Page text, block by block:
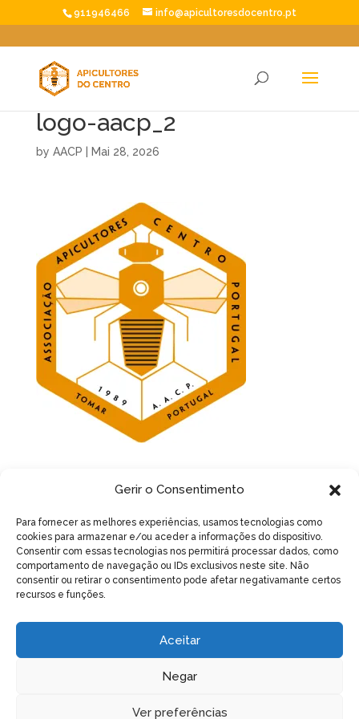
Gerir o Consentimento
Para fornecer as melhores experiências, usamos tecnologias como
cookies para armazenar e/ou aceder a informações do dispositivo.
Consentir com essas tecnologias nos permitirá processar dados, como
comportamento de navegação ou IDs exclusivos neste site. Não
consentir ou retirar o consentimento pode afetar negativamante certos
recursos e funções.
Aceitar
Negar
Ver preferências
911946466 info@apicultoresdocentro.pt
logo-aacp_2
by AACP Mai 28, 2026
Artigos recentes
No Verão, garanta água às suas colmeias
Assembleia Geral Ordinária e Eleitoral – 17 de Maio
Varroa, Vespa velutina e Nutrição apícola – Acção de